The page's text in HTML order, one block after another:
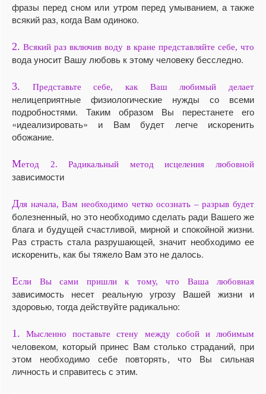
фразы перед сном или утром перед умыванием, а также
всякий раз, когда Вам одиноко.
2. Всякий раз включив воду в кране представляйте себе, что
вода уносит Вашу любовь к этому человеку бесследно.
3. Представьте себе, как Ваш любимый делает
нелицеприятные физиологические нужды со всеми
подробностями. Таким образом Вы перестанете его
«идеализировать» и Вам будет легче искоренить
обожание.
Метод 2. Радикальный метод исцеления любовной
зависимости
Для начала, Вам необходимо четко осознать – разрыв будет
болезненный, но это необходимо сделать ради Вашего же
блага и будущей счастливой, мирной и спокойной жизни.
Раз страсть стала разрушающей, значит необходимо ее
искоренить, как бы тяжело Вам это не далось.
Если Вы сами пришли к тому, что Ваша любовная
зависимость несет реальную угрозу Вашей жизни и
здоровью, тогда действуйте радикально:
1. Мысленно поставьте стену между собой и любимым
человеком, который принес Вам столько страданий, при
этом необходимо себе повторять, что Вы сильная
личность и справитесь с этим.